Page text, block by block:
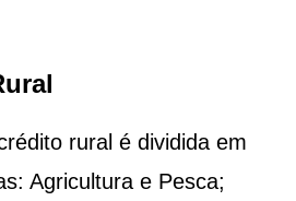
rural é dividida em
Agricultura e Pesca;